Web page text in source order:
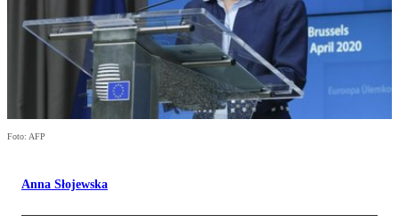
Foto: AFP
Anna Słojewska